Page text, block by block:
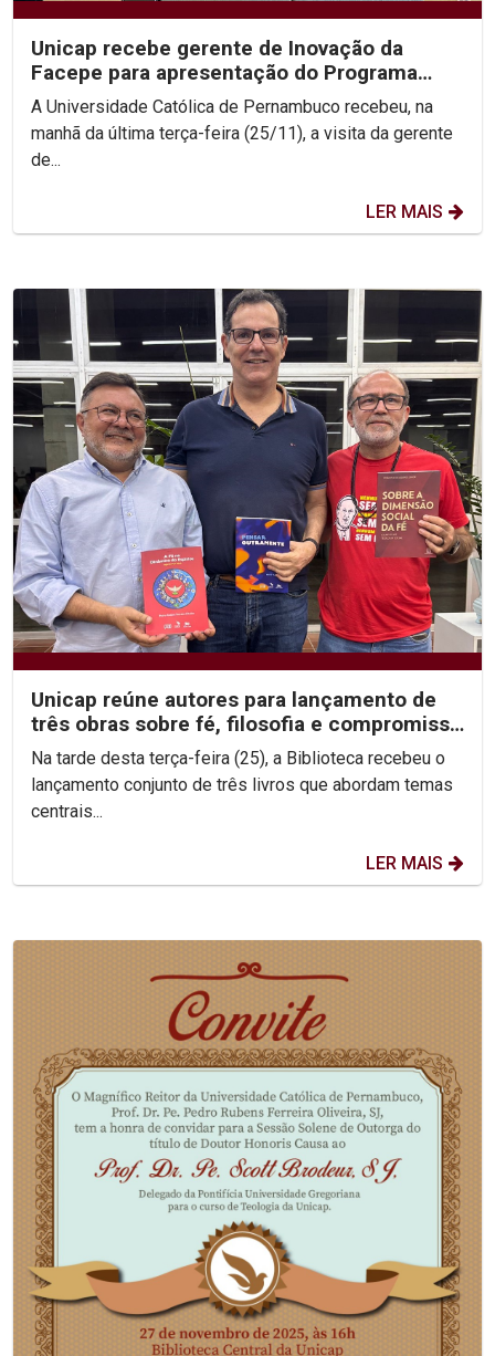
Unicap recebe gerente de Inovação da
Facepe para apresentação do Programa
Centelha 3
A Universidade Católica de Pernambuco recebeu, na
manhã da última terça-feira (25/11), a visita da gerente
de...
LER MAIS
Unicap reúne autores para lançamento de
três obras sobre fé, filosofia e compromisso
social
Na tarde desta terça-feira (25), a Biblioteca recebeu o
lançamento conjunto de três livros que abordam temas
centrais...
LER MAIS